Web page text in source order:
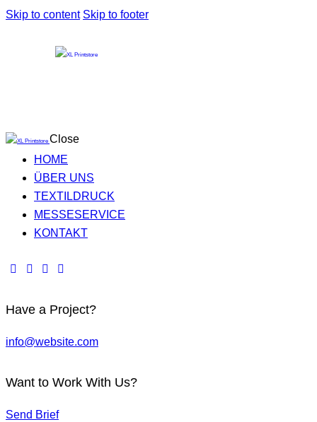
Skip to content Skip to footer
Close
HOME
ÜBER UNS
TEXTILDRUCK
MESSESERVICE
KONTAKT
Have a Project?
info@website.com
Want to Work With Us?
Send Brief